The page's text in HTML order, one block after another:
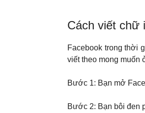
Cách viết chữ
Facebook trong thời
viết theo mong muốn
Bước 1: Bạn mở
Bước 2: Bạn bôi đen